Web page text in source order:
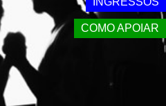
COMO APOIAR